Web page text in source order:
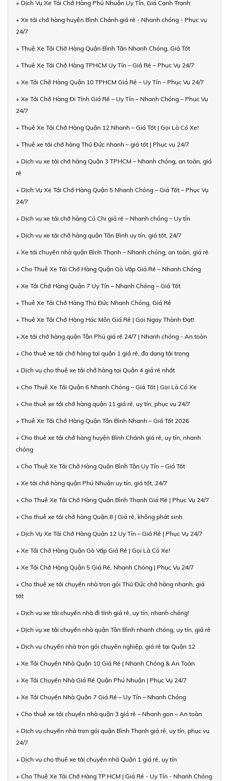
+ Dịch Vụ Xe Tải Chở Hàng Phú Nhuận Uy Tín, Giá Cạnh Tranh
+ Xe tải chở hàng huyện Bình Chánh giá rẻ - Nhanh chóng - Phục vụ
24/7
+ Thuê Xe Tải Chở Hàng Quận Bình Tân Nhanh Chóng, Giá Tốt
+ Thuê Xe Tải Chở Hàng TPHCM Uy Tín – Giá Rẻ – Phục Vụ 24/7
+ Xe Tải Chở Hàng Quận 10 TPHCM Giá Rẻ – Uy Tín – Phục Vụ 24/7
+ Xe Tải Chở Hàng Đi Tỉnh Giá Rẻ – Uy Tín – Nhanh Chóng – Phục Vụ
24/7
+ Thuê Xe Tải Chở Hàng Quận 12 Nhanh – Giá Tốt | Gọi Là Có Xe!
+ Thuê xe tải chở hàng Thủ Đức nhanh – giá tốt | Phục vụ 24/7
+ Dịch vụ xe tải chở hàng Quận 3 TPHCM – Nhanh chóng, an toàn, giá
rẻ
+ Dịch Vụ Xe Tải Chở Hàng Quận 5 Nhanh Chóng – Giá Tốt – Phục Vụ
24/7
+ Dịch vụ xe tải chở hàng Củ Chi giá rẻ – Nhanh chóng – Uy tín
+ Dịch vụ xe tải chở hàng quận Tân Bình uy tín, giá tốt, 24/7
+ Xe tải chuyển nhà quận Bình Thạnh – Nhanh chóng, an toàn, giá rẻ
+ Cho Thuê Xe Tải Chở Hàng Quận Gò Vấp Giá Rẻ – Nhanh Chóng
+ Xe Tải Chở Hàng Quận 7 Uy Tín – Nhanh Chóng – Giá Tốt
+ Thuê Xe Tải Chở Hàng Thủ Đức Nhanh Chóng, Giá Rẻ
+ Thuê Xe Tải Chở Hàng Hóc Môn Giá Rẻ | Gọi Ngay Thành Đạt!
+ Xe tải chở hàng quận Tân Phú giá rẻ 24/7 | Nhanh chóng - An toàn
+ Cho thuê xe tải chở hàng tại quận 1 giá rẻ, đa dạng tải trọng
+ Dịch vụ cho thuê xe tải chở hàng tại Quận 4 giá rẻ nhất
+ Cho Thuê Xe Tải Quận 6 Nhanh Chóng – Giá Tốt | Gọi Là Có Xe
+ Cho thuê xe tải chở hàng quận 11 giá rẻ, uy tín, phục vụ 24/7
+ Thuê Xe Tải Chở Hàng Quận Tân Bình Nhanh – Giá Tốt 2026
+ Cho thuê xe tải chở hàng huyện Bình Chánh giá rẻ, uy tín, nhanh
chóng
+ Cho Thuê Xe Tải Chở Hàng Quận Bình Tân Uy Tín – Giá Tốt
+ Xe tải chở hàng quận Phú Nhuận uy tín, giá tốt, 24/7
+ Cho Thuê Xe Tải Chở Hàng Quận Bình Thạnh Giá Rẻ | Phục Vụ 24/7
+ Cho thuê xe tải chở hàng Quận 8 | Giá rẻ, không phát sinh
+ Dịch Vụ Xe Tải Chở Hàng Quận 12 Uy Tín – Giá Rẻ | Phục Vụ 24/7
+ Xe Tải Chở Hàng Quận Gò Vấp Giá Rẻ | Gọi Là Có Xe!
+ Xe Tải Chở Hàng Quận 5 Giá Rẻ, Nhanh Chóng | Phục Vụ 24/7
+ Cho thuê xe tải chuyển nhà trọn gói Thủ Đức chở hàng nhanh, giá
tốt
+ Dịch vụ xe tải chuyển nhà đi tỉnh giá rẻ, uy tín, nhanh chóng!
+ Dịch vụ xe tải chuyển nhà quận Tân Bình nhanh chóng, uy tín, giá rẻ
+ Dịch vụ chuyển nhà trọn gói chuyên nghiệp, giá rẻ tại Quận 12
+ Xe Tải Chuyển Nhà Quận 10 Giá Rẻ | Nhanh Chóng & An Toàn
+ Xe Tải Chuyển Nhà Giá Rẻ Quận Phú Nhuận | Phục Vụ 24/7
+ Xe Tải Chuyển Nhà Quận 7 Giá Rẻ – Uy Tín – Nhanh Chóng
+ Cho thuê xe tải chuyển nhà quận 3 giá rẻ – Nhanh gọn – An toàn
+ Dịch vụ chuyển nhà trọn gói quận Bình Thạnh giá rẻ, uy tín, phục vụ
24/7
+ Dịch vụ cho thuê xe tải chuyển nhà Quận 1 giá rẻ, uy tín
+ Cho Thuê Xe Tải Chở Hàng TP.HCM | Giá Rẻ - Uy Tín - Nhanh Chóng